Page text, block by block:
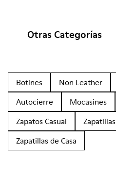
Otras Categorías
Botines Non Leather
Autocierre
Mocasines
Zapatos Casual
Zapatillas
Zapatillas de Casa